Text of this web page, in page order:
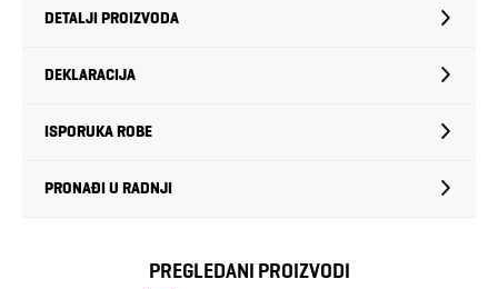
DETALJI PROIZVODA
DEKLARACIJA
ISPORUKA ROBE
PRONAĐI U RADNJI
PREGLEDANI PROIZVODI